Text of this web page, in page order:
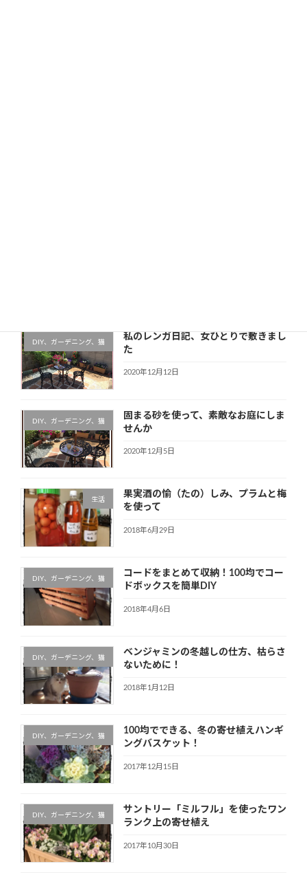
DIY、ガーデニング、猫
私のレンガ日記、女ひとりで敷きまし
た
2020年12月12日
DIY、ガーデニング、猫
固まる砂を使って、素敵なお庭にしま
せんか
2020年12月5日
生活
果実酒の愉（たの）しみ、プラムと梅
を使って
2018年6月29日
DIY、ガーデニング、猫
コードをまとめて収納！100均でコー
ドボックスを簡単DIY
2018年4月6日
DIY、ガーデニング、猫
ベンジャミンの冬越しの仕方、枯らさ
ないために！
2018年1月12日
DIY、ガーデニング、猫
100均でできる、冬の寄せ植えハンギ
ングバスケット！
2017年12月15日
DIY、ガーデニング、猫
サントリー「ミルフル」を使ったワン
ランク上の寄せ植え
2017年10月30日